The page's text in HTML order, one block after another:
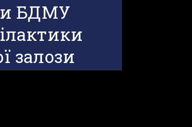
БДМУ
залози